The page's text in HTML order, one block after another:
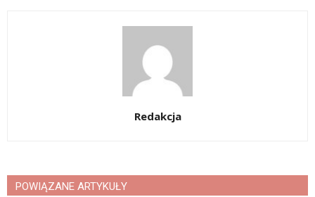
Redakcja
POWIĄZANE ARTYKUŁY